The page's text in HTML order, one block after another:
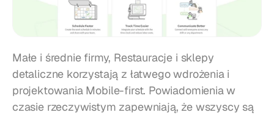
Małe i średnie firmy, Restauracje i sklepy
detaliczne korzystają z łatwego wdrożenia i
projektowania Mobile-first. Powiadomienia w
czasie rzeczywistym zapewniają, że wszyscy są